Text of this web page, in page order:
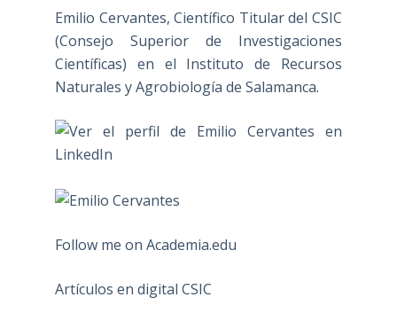
Emilio Cervantes, Científico Titular del CSIC
(Consejo Superior de Investigaciones
Científicas) en el Instituto de Recursos
Naturales y Agrobiología de Salamanca.
Follow me on Academia.edu
Artículos en digital CSIC